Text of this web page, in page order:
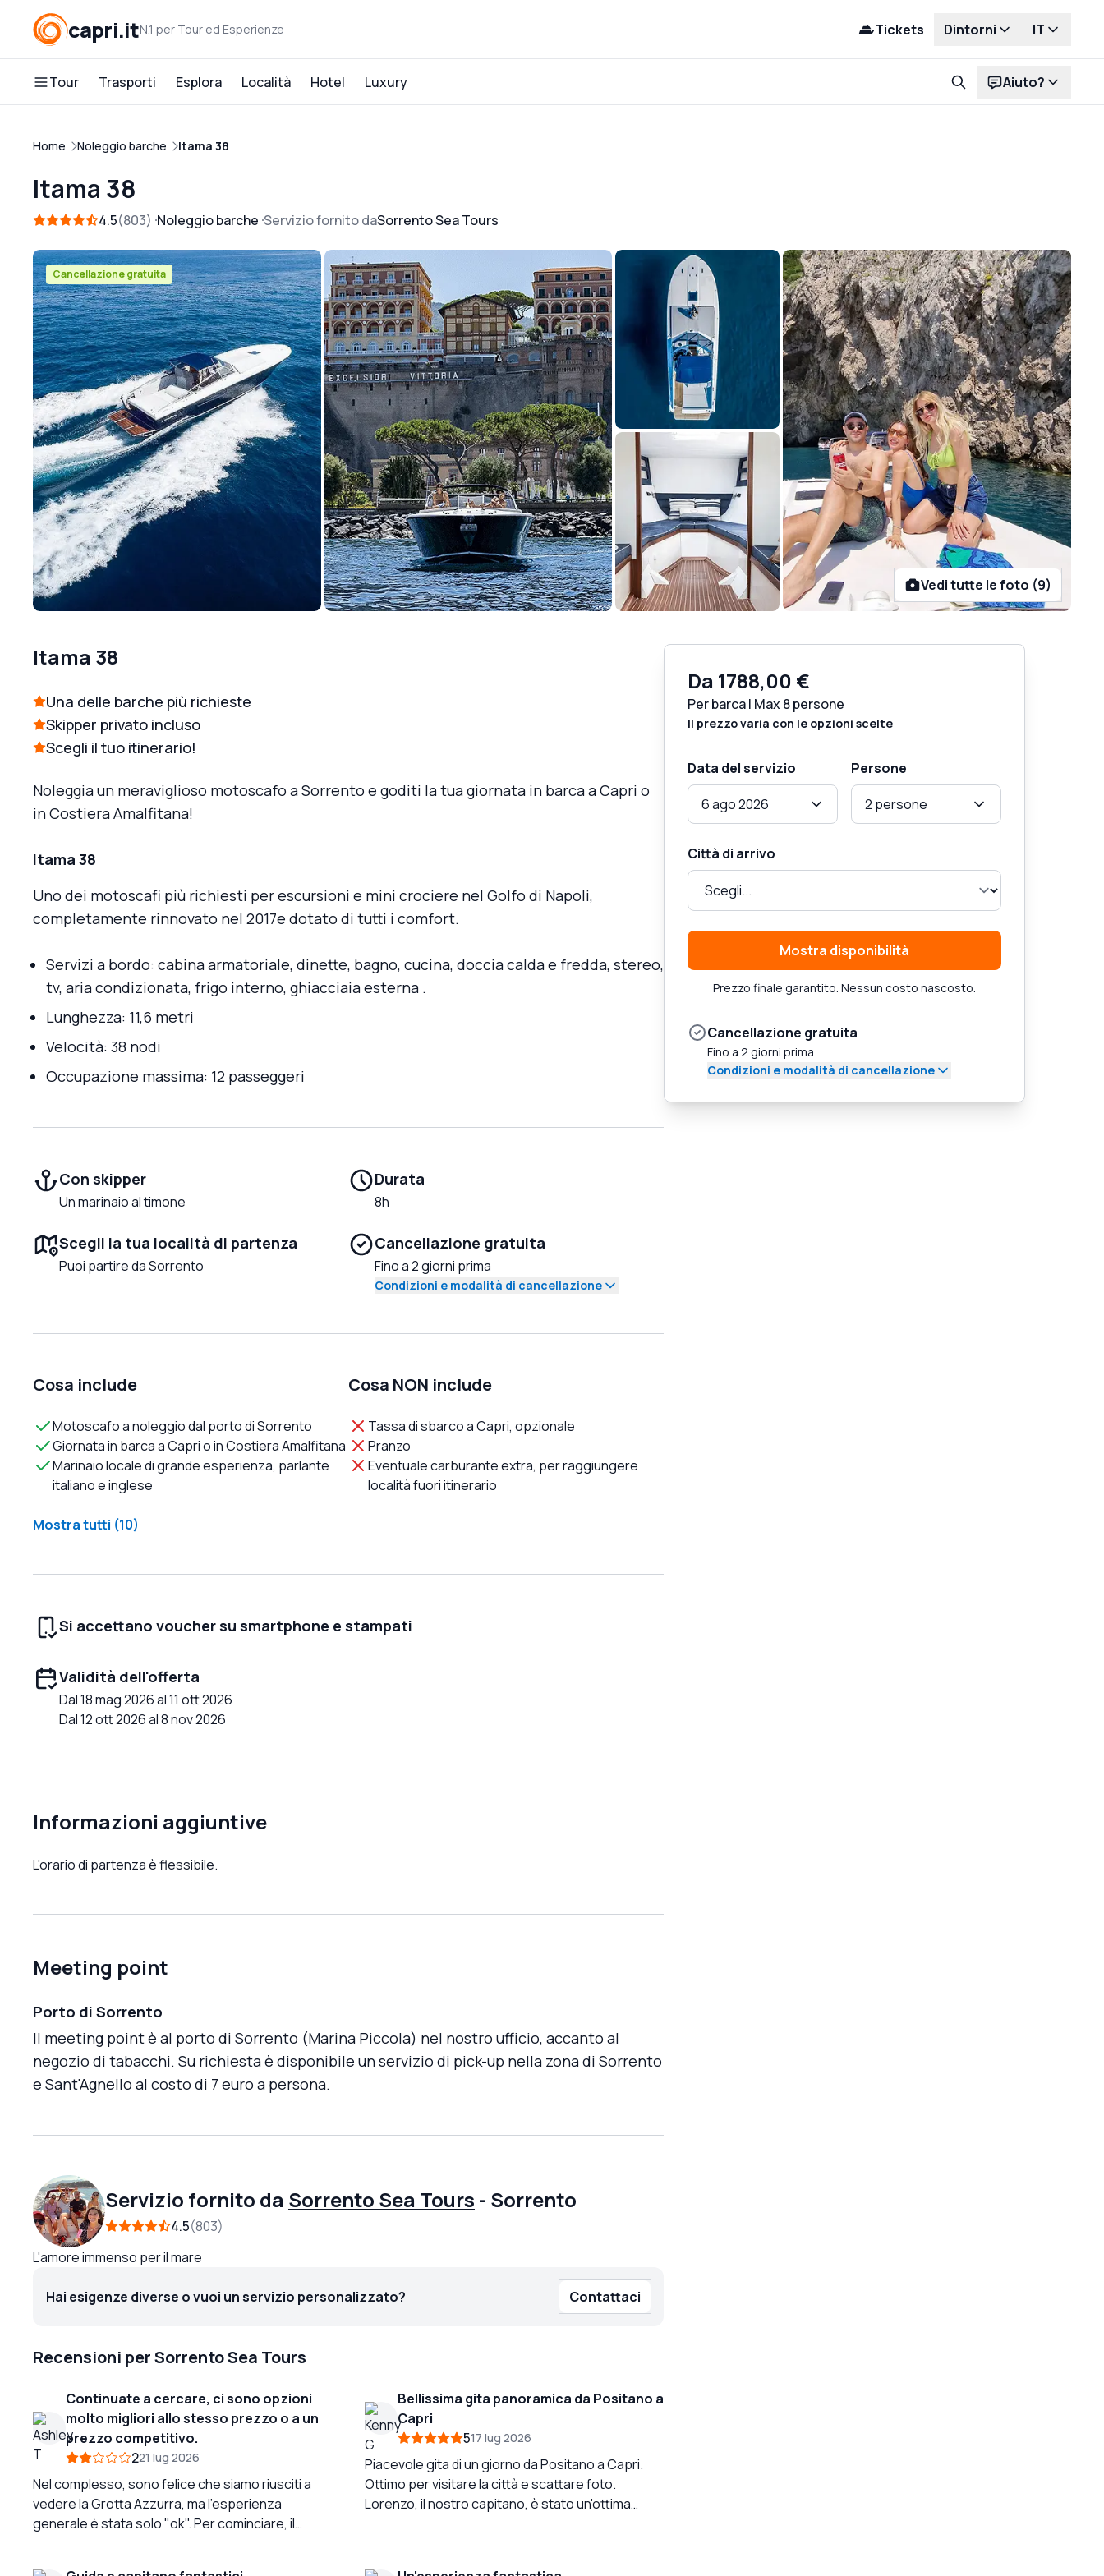
capri.itN.1 per Tour ed Esperienze Tickets Dintorni IT
Tour Trasporti Esplora Località Hotel Luxury Aiuto?
Home Noleggio barche Itama 38
Itama 38
4.5 803 Noleggio barche Servizio fornito daSorrento Sea Tours
Vedi tutte le foto (9)
Cancellazione gratuita
Itama 38
Una delle barche più richieste
Skipper privato incluso
Scegli il tuo itinerario!
Noleggia un meraviglioso motoscafo a Sorrento e goditi la tua giornata in barca a Capri o
in Costiera Amalfitana!
Itama 38
Uno dei motoscafi più richiesti per escursioni e mini crociere nel Golfo di Napoli,
completamente rinnovato nel 2017e dotato di tutti i comfort.
Servizi a bordo: cabina armatoriale, dinette, bagno, cucina, doccia calda e fredda, stereo,
tv, aria condizionata, frigo interno, ghiacciaia esterna .
Lunghezza: 11,6 metri
Velocità: 38 nodi
Occupazione massima: 12 passeggeri
Con skipper
Un marinaio al timone
Scegli la tua località di partenza
Puoi partire da Sorrento
Durata
8h
Cancellazione gratuita
Fino a 2 giorni prima
Condizioni e modalità di cancellazione
Cosa include
Motoscafo a noleggio dal porto di Sorrento
Giornata in barca a Capri o in Costiera Amalfitana
Marinaio locale di grande esperienza, parlante
italiano e inglese
Mostra tutti (10)
Cosa NON include
Tassa di sbarco a Capri, opzionale
Pranzo
Eventuale carburante extra, per raggiungere
località fuori itinerario
Si accettano voucher su smartphone e stampati
Validità dell'offerta
Dal 18 mag 2026 al 11 ott 2026
Dal 12 ott 2026 al 8 nov 2026
Informazioni aggiuntive
L'orario di partenza è flessibile.
Meeting point
Porto di Sorrento
Il meeting point è al porto di Sorrento (Marina Piccola) nel nostro ufficio, accanto al
negozio di tabacchi. Su richiesta è disponibile un servizio di pick-up nella zona di Sorrento
e Sant'Agnello al costo di 7 euro a persona.
Servizio fornito da Sorrento Sea Tours - Sorrento
4.5 803
L'amore immenso per il mare
Hai esigenze diverse o vuoi un servizio personalizzato? Contattaci
Recensioni per Sorrento Sea Tours
Continuate a cercare, ci sono opzioni
molto migliori allo stesso prezzo o a un
prezzo competitivo.
221 lug 2026
Nel complesso, sono felice che siamo riusciti a
vedere la Grotta Azzurra, ma l'esperienza
generale è stata solo "ok". Per cominciare, il
Bellissima gita panoramica da Positano a
Capri
517 lug 2026
Piacevole gita di un giorno da Positano a Capri.
Ottimo per visitare la città e scattare foto.
Lorenzo, il nostro capitano, è stato un'ottima
Da 1788,00 €
Per barca | Max 8 persone
Il prezzo varia con le opzioni scelte
Data del servizio
6 ago 2026
Persone
2 persone
Città di arrivo
Mostra disponibilità
Prezzo finale garantito. Nessun costo nascosto.
Cancellazione gratuita
Fino a 2 giorni prima
Condizioni e modalità di cancellazione